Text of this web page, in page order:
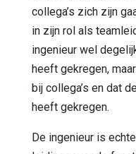
collega’s zich zijn
in zijn rol als
ingenieur wel
heeft gekregen,
bij collega’s en dat
heeft gekregen.
De ingenieur is